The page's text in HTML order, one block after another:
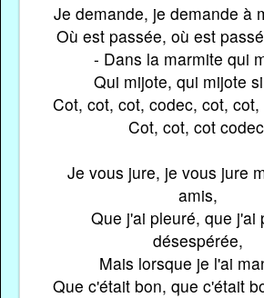
Je demande, je demande à
Où est passée, où est
- Dans la marmite qui
Qui mijote, qui mijote
Cot, cot, cot, codec, cot,
Cot, cot, cot
Je vous jure, je vous jure
amis,
Que j'ai pleuré, que j'ai
désespérée,
Mais lorsque je l'ai
Que c'était bon, que c'était